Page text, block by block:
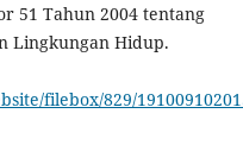
51 Tahun 2004 tentang
Lingkungan Hidup.
filebox/829/